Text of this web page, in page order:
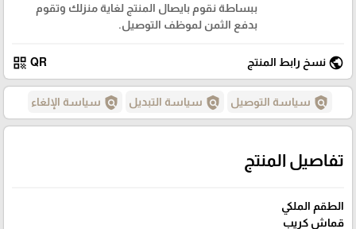
ببساطة نقوم بايصال المنتج لغاية منزلك وتقوم
بدفع الثمن لموظف التوصيل.
public نسخ رابط المنتج QR
qr_code
policy سياسة التوصيل policy سياسة التبديل policy سياسة الإلغاء
تفاصيل المنتج
الطقم الملكي
قماش كريب